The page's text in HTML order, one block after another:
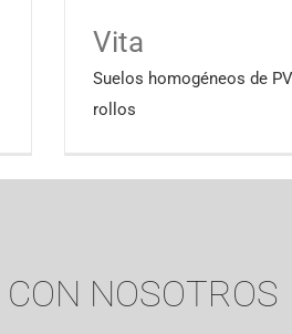
Vita
Suelos homogéneos de
rollos
CON NOSOTROS